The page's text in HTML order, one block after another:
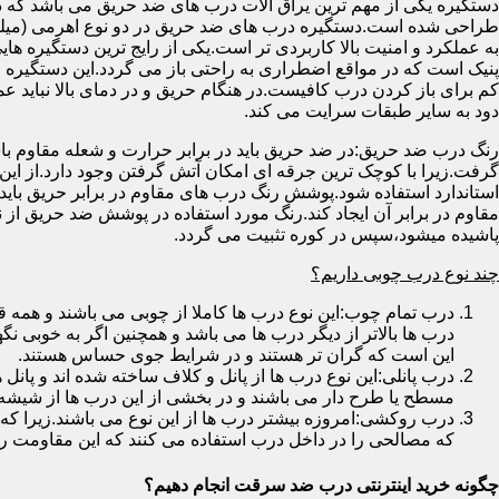
دستگیره یکی از مهم ترین یراق آلات درب های ضد حریق می باشد که
طراحی شده است.دستگیره درب های ضد حریق در دو نوع اهرمی
به عملکرد و امنیت بالا کاربردی تر است.یکی از رایج ترین
پنیک است که در مواقع اضطراری به راحتی باز می گردد.این
کم برای باز کردن درب کافیست.در هنگام حریق و در دمای بالا نباید
دود به سایر طبقات سرایت می کند.
رنگ درب ضد حریق:در ضد حریق باید در برابر حرارت و شعله مقاوم
گرفت.زیرا با کوچک ترین جرقه ای امکان آتش گرفتن وجود دارد.از
استاندارد استفاده شود.پوشش رنگ درب های مقاوم در برابر حریق
مقاوم در برابر آن ایجاد کند.رنگ مورد استفاده در پوشش ضد حریق
پاشیده میشود،سپس در کوره تثبیت می گردد.
چند نوع درب چوبی داریم؟
درب تمام چوب:این نوع درب ها کاملا از چوبی می باشند و
درب ها بالاتر از دیگر درب ها می باشد و همچنین اگر به خوبی
این است که گران تر هستند و در شرایط جوی حساس هستند.
درب پانلی:این نوع درب ها از پانل و کلاف ساخته شده اند و
مسطح یا طرح دار می باشند و در بخشی از این درب ها از
درب روکشی:امروزه بیشتر درب ها از این نوع می باشند.زیرا
که مصالحی را در داخل درب استفاده می کنند که این مقاومت را
چگونه خرید اینترنتی درب ضد سرقت انجام دهیم؟